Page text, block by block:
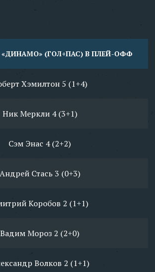
(ГОЛ+ПАС) В ПЛЕЙ-ОФФ
Хэмилтон 5 (1+4)
Ник Меркли 4 (3+1)
Сэм Энас 4 (2+2)
Андрей Стась 3 (0+3)
Коробов 2 (1+1)
Вадим Мороз 2 (2+0)
Волков 2 (1+1)